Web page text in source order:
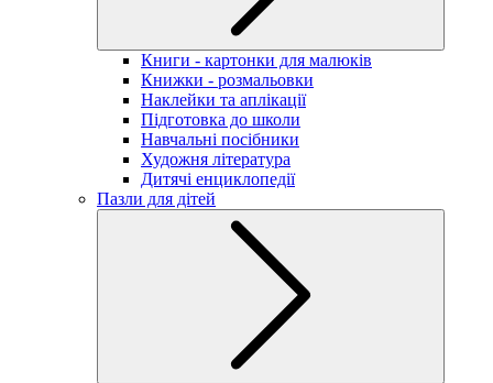
Книги - картонки для малюків
Книжки - розмальовки
Наклейки та аплікації
Підготовка до школи
Навчальні посібники
Художня література
Дитячі енциклопедії
Пазли для дітей